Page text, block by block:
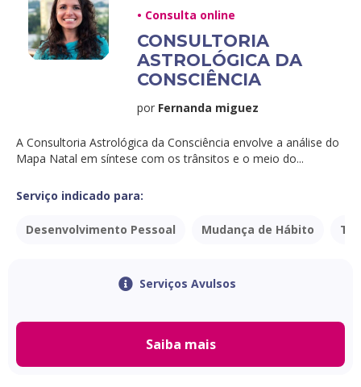
• Consulta online
CONSULTORIA
ASTROLÓGICA DA
CONSCIÊNCIA
por Fernanda miguez
A Consultoria Astrológica da Consciência envolve a análise do
Mapa Natal em síntese com os trânsitos e o meio do...
Serviço indicado para:
Desenvolvimento Pessoal Mudança de Hábito
Serviços Avulsos
Saiba mais